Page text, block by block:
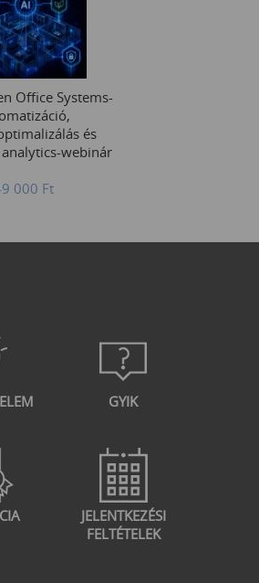
Office Systems-
és
webinár
000 Ft
GYIK
JELENTKEZÉSI
FELTÉTELEK